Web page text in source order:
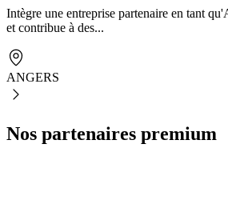
Intègre une entreprise partenaire en tant
et contribue à des...
ANGERS
Nos partenaires premium